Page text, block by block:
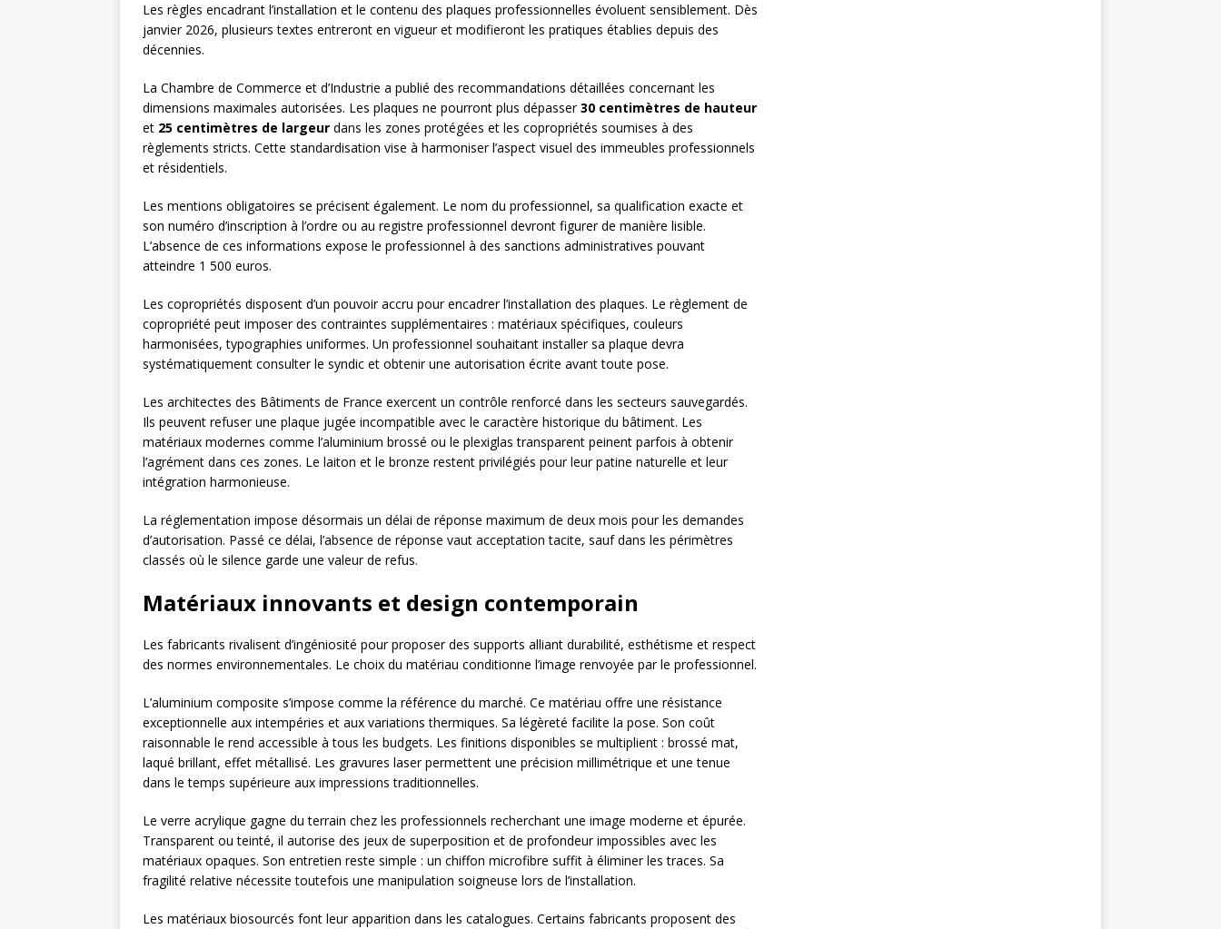
Les règles encadrant l’installation et le contenu des plaques professionnelles évoluent sensiblement. Dès
janvier 2026, plusieurs textes entreront en vigueur et modifieront les pratiques établies depuis des
décennies.
La Chambre de Commerce et d’Industrie a publié des recommandations détaillées concernant les
dimensions maximales autorisées. Les plaques ne pourront plus dépasser30 centimètres de hauteur
et 25 centimètres de largeur dans les zones protégées et les copropriétés soumises à des
règlements stricts. Cette standardisation vise à harmoniser l’aspect visuel des immeubles professionnels
et résidentiels.
Les mentions obligatoires se précisent également. Le nom du professionnel, sa qualification exacte et
son numéro d’inscription à l’ordre ou au registre professionnel devront figurer de manière lisible.
L’absence de ces informations expose le professionnel à des sanctions administratives pouvant
atteindre 1 500 euros.
Les copropriétés disposent d’un pouvoir accru pour encadrer l’installation des plaques. Le règlement de
copropriété peut imposer des contraintes supplémentaires : matériaux spécifiques, couleurs
harmonisées, typographies uniformes. Un professionnel souhaitant installer sa plaque devra
systématiquement consulter le syndic et obtenir une autorisation écrite avant toute pose.
Les architectes des Bâtiments de France exercent un contrôle renforcé dans les secteurs sauvegardés.
Ils peuvent refuser une plaque jugée incompatible avec le caractère historique du bâtiment. Les
matériaux modernes comme l’aluminium brossé ou le plexiglas transparent peinent parfois à obtenir
l’agrément dans ces zones. Le laiton et le bronze restent privilégiés pour leur patine naturelle et leur
intégration harmonieuse.
La réglementation impose désormais un délai de réponse maximum de deux mois pour les demandes
d’autorisation. Passé ce délai, l’absence de réponse vaut acceptation tacite, sauf dans les périmètres
classés où le silence garde une valeur de refus.
Matériaux innovants et design contemporain
Les fabricants rivalisent d’ingéniosité pour proposer des supports alliant durabilité, esthétisme et respect
des normes environnementales. Le choix du matériau conditionne l’image renvoyée par le professionnel.
L’aluminium composite s’impose comme la référence du marché. Ce matériau offre une résistance
exceptionnelle aux intempéries et aux variations thermiques. Sa légèreté facilite la pose. Son coût
raisonnable le rend accessible à tous les budgets. Les finitions disponibles se multiplient : brossé mat,
laqué brillant, effet métallisé. Les gravures laser permettent une précision millimétrique et une tenue
dans le temps supérieure aux impressions traditionnelles.
Le verre acrylique gagne du terrain chez les professionnels recherchant une image moderne et épurée.
Transparent ou teinté, il autorise des jeux de superposition et de profondeur impossibles avec les
matériaux opaques. Son entretien reste simple : un chiffon microfibre suffit à éliminer les traces. Sa
fragilité relative nécessite toutefois une manipulation soigneuse lors de l’installation.
Les matériaux biosourcés font leur apparition dans les catalogues. Certains fabricants proposent des